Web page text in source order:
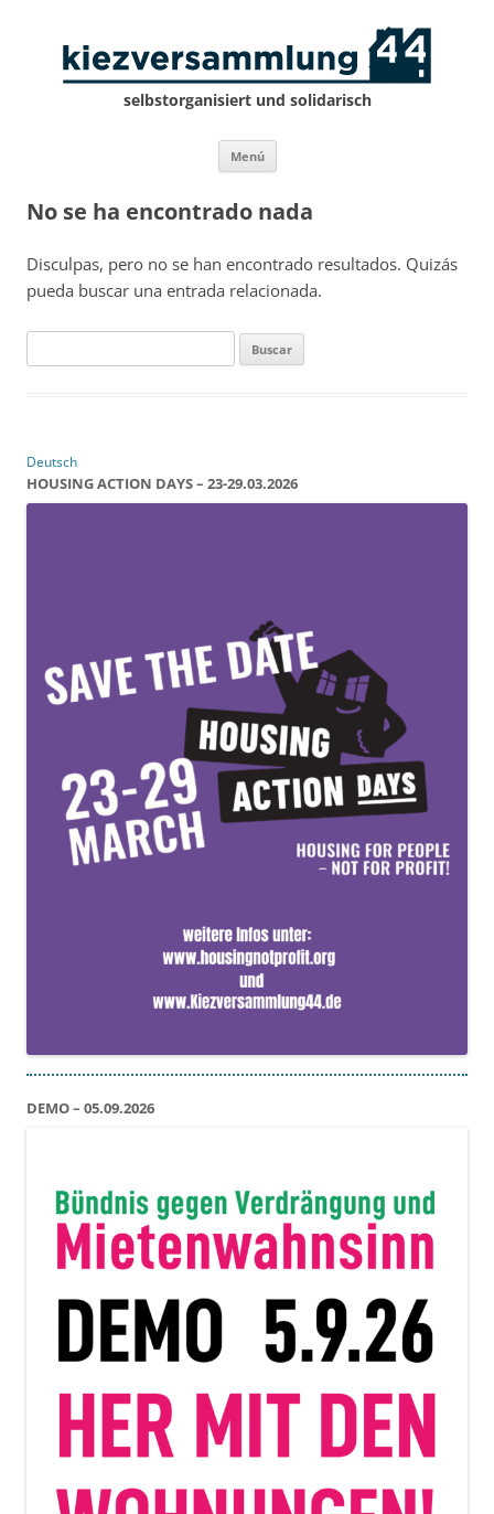
selbstorganisiert und solidarisch
Menú Saltar
contenido
No se ha encontrado nada
Disculpas, pero no se han encontrado resultados. Quizás
pueda buscar una entrada relacionada.
Deutsch
HOUSING ACTION DAYS – 23-29.03.2026
DEMO – 05.09.2026